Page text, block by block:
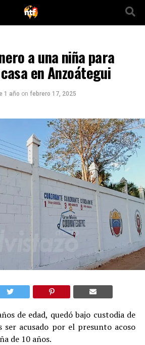
a una niña para
en Anzoátegui
1 año on febrero 17, 2025
de edad, quedó bajo custodia de
ser acusado por el presunto acoso
de 10 años.